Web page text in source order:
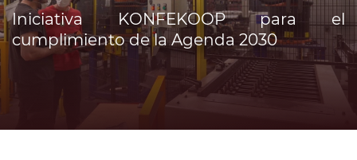
Iniciativa KONFEKOOP para el
cumplimiento de la Agenda 2030